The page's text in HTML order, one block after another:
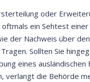
oder
oftmals ein Sehtest
der Nachweis über
Sollten Sie
eines ausländischen
verlangt die Behörde